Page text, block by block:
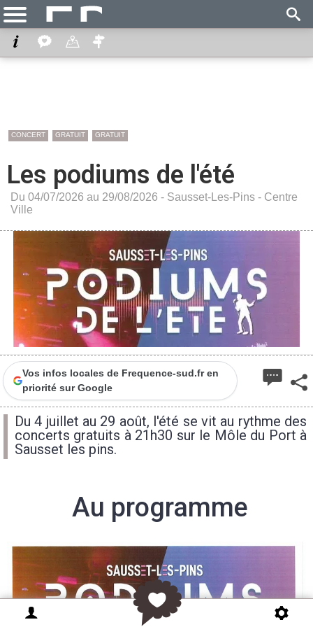
CONCERT GRATUIT GRATUIT
Les podiums de l'été
Du 04/07/2026 au 29/08/2026 - Sausset-Les-Pins - Centre
Ville
Vos infos locales de Frequence-sud.fr en
priorité sur Google
Du 4 juillet au 29 août, l'été se vit au rythme des
concerts gratuits à 21h30 sur le Môle du Port à
Sausset les pins.
Au programme